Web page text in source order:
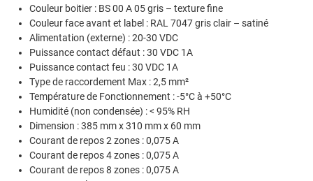
Couleur boitier : BS 00 A 05 gris – texture fine
Couleur face avant et label : RAL 7047 gris clair – satiné
Alimentation (externe) : 20-30 VDC
Puissance contact défaut : 30 VDC 1A
Puissance contact feu : 30 VDC 1A
Type de raccordement Max : 2,5 mm²
Température de Fonctionnement : -5°C à +50°C
Humidité (non condensée) : < 95% RH
Dimension : 385 mm x 310 mm x 60 mm
Courant de repos 2 zones : 0,075 A
Courant de repos 4 zones : 0,075 A
Courant de repos 8 zones : 0,075 A